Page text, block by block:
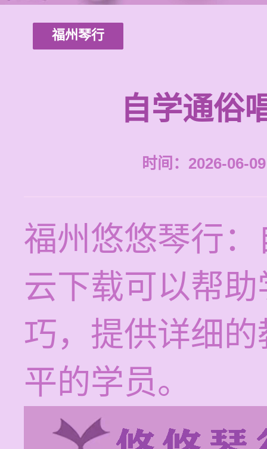
福州琴行
自学通俗
时间：2026-06-
福州悠悠琴行
云下载可以帮
巧，提供详细
平的学员。